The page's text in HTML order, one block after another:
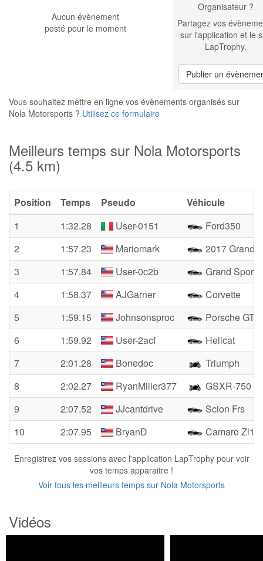
Aucun évènement
posté pour le moment
Organisateur ?
Partagez vos
sur l'application et le
LapTrophy.
Publier un
Vous souhaitez mettre en ligne vos évènements organisés sur
Nola Motorsports ? Utilisez ce formulaire
Meilleurs temps sur Nola Motorsports
(4.5 km)
Position Temps Pseudo
Véhicule
1
1:32.28 User-0151
Ford350
2
1:57.23 Mariomark
2017 Grand
3
1:57.84 User-0c2b
Grand Sport
4
1:58.37 AJGarner
Corvette
5
1:59.15 Johnsonsproc
Porsche
6
1:59.92 User-2acf
Hellcat
7
2:01.28 Bonedoc
Triumph
8
2:02.27 RyanMiller377
GSXR-750
9
2:07.52 JJcantdrive
Scion Frs
10
2:07.95 BryanD Camaro Zl1
Enregistrez vos sessions avec l'application LapTrophy pour voir
vos temps apparaitre !
Voir tous les meilleurs temps sur Nola Motorsports
Vidéos